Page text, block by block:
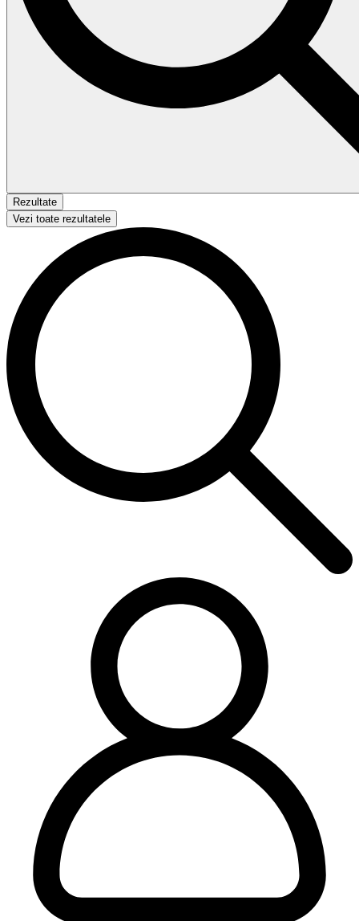
Rezultate
Vezi toate rezultatele